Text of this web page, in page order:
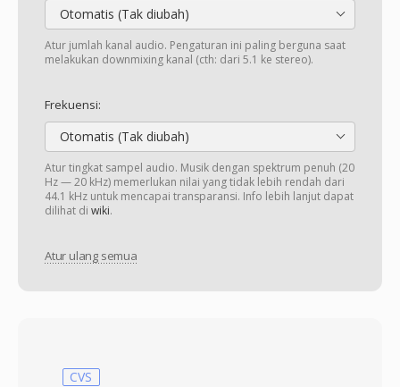
Otomatis (Tak diubah)
Atur jumlah kanal audio. Pengaturan ini paling berguna saat
melakukan downmixing kanal (cth: dari 5.1 ke stereo).
Frekuensi:
Otomatis (Tak diubah)
Atur tingkat sampel audio. Musik dengan spektrum penuh (20
Hz — 20 kHz) memerlukan nilai yang tidak lebih rendah dari
44.1 kHz untuk mencapai transparansi. Info lebih lanjut dapat
dilihat di wiki.
Atur ulang semua
CVS